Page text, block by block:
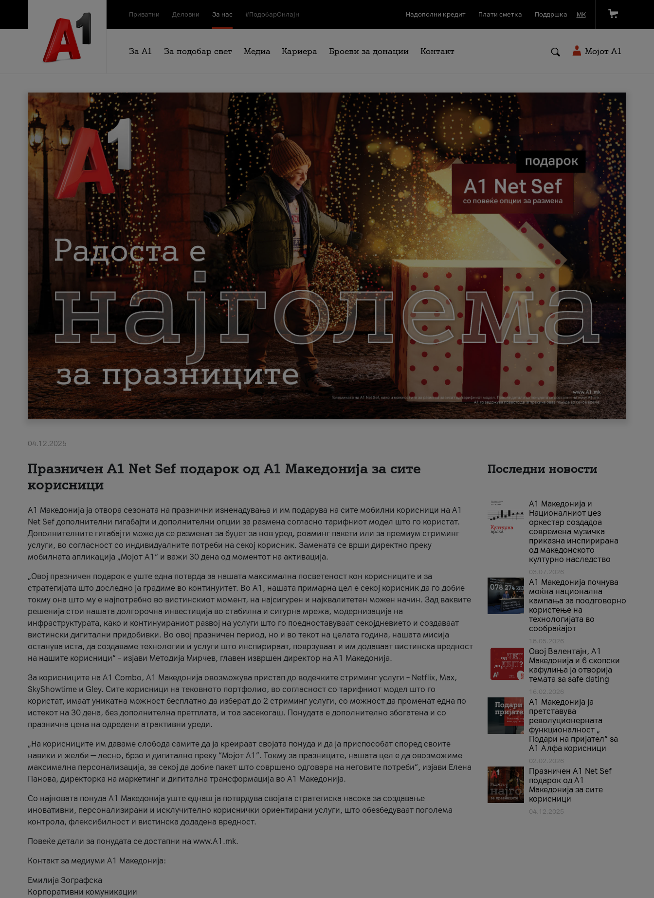
Приватни Деловни За нас #ПодобарОнлајн Надополни кредит Плати сметка Поддршка МК
За А1 За подобар свет Медиа Кариера Броеви за донации Контакт Мојот A1
04.12.2025
Празничен A1 Net Sеf подарок од А1 Македонија за сите
корисници
А1 Македонија ја отвора сезоната на празнични изненадувања и им подарува на сите мобилни корисници на A1
Net Sef дополнителни гигабајти и дополнителни опции за размена согласно тарифниот модел што го користат.
Дополнителните гигабајти може да се разменат за буџет за нов уред, роаминг пакети или за премиум стриминг
услуги, во согласност со индивидуалните потреби на секој корисник. Замената се врши директно преку
мобилната апликација „Мојот А1“ и важи 30 дена од моментот на активација.
„Овој празничен подарок е уште една потврда за нашата максимална посветеност кон корисниците и за
стратегијата што доследно ја градиме во континуитет. Во А1, нашата примарна цел е секој корисник да го добие
токму она што му е најпотребно во вистинскиот момент, на најсигурен и најквалитетен можен начин. Зад ваквите
решенија стои нашата долгорочна инвестиција во стабилна и сигурна мрежа, модернизација на
инфраструктурата, како и континуираниот развој на услуги што го поедноставуваат секојдневието и создаваат
вистински дигитални придобивки. Во овој празничен период, но и во текот на целата година, нашата мисија
останува иста, да создаваме технологии и услуги што инспирираат, поврзуваат и им додаваат вистинска вредност
на нашите корисници“ – изјави Методија Мирчев, главен извршен директор на А1 Македонија.
За корисниците на A1 Combo, А1 Македонија овозможува пристап до водечките стриминг услуги – Netflix, Max,
SkyShowtime и Gley. Сите корисници на тековното портфолио, во согласност со тарифниот модел што го
користат, имаат уникатна можност бесплатно да изберат до 2 стриминг услуги, со можност да променат една по
истекот на 30 дена, без дополнителна претплата, и тоа засекогаш. Понудата е дополнително збогатена и со
празнична цена на одредени атрактивни уреди.
„На корисниците им даваме слобода самите да ја креираат својата понуда и да ја приспособат според своите
навики и желби — лесно, брзо и дигитално преку “Мојот А1”. Токму за празниците, нашата цел е да овозможиме
максимална персонализација, за секој да добие пакет што совршено одговара на неговите потреби“, изјави Елена
Панова, директорка на маркетинг и дигитална трансформација во А1 Македонија.
Со најновата понуда А1 Македонија уште еднаш ја потврдува својата стратегиска насока за создавање
иновативни, персонализирани и исклучително кориснички ориентирани услуги, што обезбедуваат поголема
контрола, флексибилност и вистинска додадена вредност.
Повеќе детали за понудата се достапни на www.А1.mk.
Контакт за медиуми А1 Македонија:
Емилија Зографска
Корпоративни комуникации
Последни новости
А1 Македонија и
Националниот џез
оркестар создадоа
современа музичка
приказна инспирирана
од македонското
културно наследство
03.07.2026
A1 Македонија почнува
моќна национална
кампања за поодговорно
користење на
технологијата во
сообраќајот
18.05.2026
Овој Валентајн, A1
Македонија и 6 скопски
кафулиња ја отворија
темата за safe dating
16.02.2026
А1 Македонија ја
претставува
револуционерната
функционалност „
Подари на пријател“ за
А1 Алфа корисници
02.02.2026
Празничен A1 Net Sеf
подарок од А1
Македонија за сите
корисници
04.12.2025